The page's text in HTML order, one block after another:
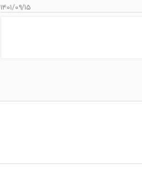
۱۴۰۱/۰۹/۱۵